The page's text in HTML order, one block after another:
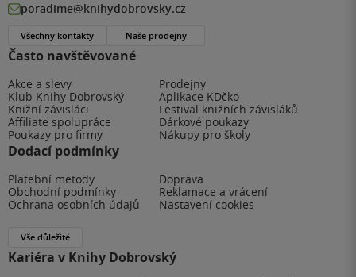
Často navštěvované
Akce a slevy
Prodejny
Klub Knihy Dobrovský
Aplikace KDčko
Knižní závisláci
Festival knižních závisláků
Affiliate spolupráce
Dárkové poukazy
Poukazy pro firmy
Nákupy pro školy
Dodací podmínky
Platební metody
Doprava
Obchodní podmínky
Reklamace a vrácení
Ochrana osobních údajů
Nastavení cookies
Vše důležité
Kariéra v Knihy Dobrovský
poradime@knihydobrovsky.cz
Všechny kontakty Naše prodejny